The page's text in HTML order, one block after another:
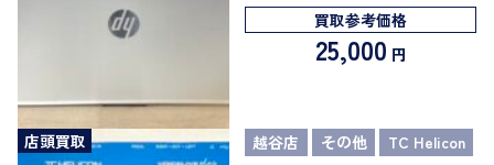
買取参考価格
25,000 円
店頭買取 越谷店 その他
TC Helicon